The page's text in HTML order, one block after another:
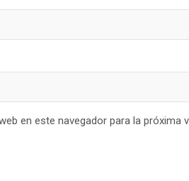
en este navegador para la próxima